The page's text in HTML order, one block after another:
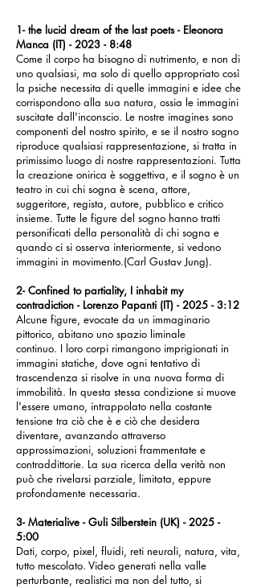
1- the lucid dream of the last poets - Eleonora
Manca (IT) - 2023 - 8:48
Come il corpo ha bisogno di nutrimento, e non di
uno qualsiasi, ma solo di quello appropriato così
la psiche necessita di quelle immagini e idee che
corrispondono alla sua natura, ossia le immagini
suscitate dall'inconscio. Le nostre imagines sono
componenti del nostro spirito, e se il nostro sogno
riproduce qualsiasi rappresentazione, si tratta in
primissimo luogo di nostre rappresentazioni. Tutta
la creazione onirica è soggettiva, e il sogno è un
teatro in cui chi sogna è scena, attore,
suggeritore, regista, autore, pubblico e critico
insieme. Tutte le figure del sogno hanno tratti
personificati della personalità di chi sogna e
quando ci si osserva interiormente, si vedono
immagini in movimento.(Carl Gustav Jung).
2- Confined to partiality, I inhabit my
contradiction - Lorenzo Papanti (IT) - 2025 - 3:12
Alcune figure, evocate da un immaginario
pittorico, abitano uno spazio liminale
continuo. I loro corpi rimangono imprigionati in
immagini statiche, dove ogni tentativo di
trascendenza si risolve in una nuova forma di
immobilità. In questa stessa condizione si muove
l'essere umano, intrappolato nella costante
tensione tra ciò che è e ciò che desidera
diventare, avanzando attraverso
approssimazioni, soluzioni frammentate e
contraddittorie. La sua ricerca della verità non
può che rivelarsi parziale, limitata, eppure
profondamente necessaria.
3- Materialive - Guli Silberstein (UK) - 2025 -
5:00
Dati, corpo, pixel, fluidi, reti neurali, natura, vita,
tutto mescolato. Video generati nella valle
perturbante, realistici ma non del tutto, si